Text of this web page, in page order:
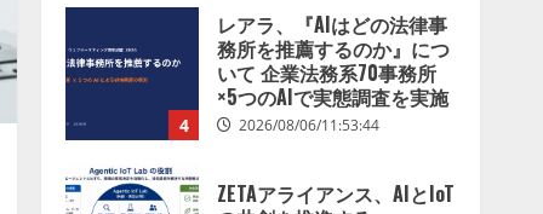
4
レアラ、『AIはどの法律事
務所を推薦するのか』につ
いて 企業法務系70事務所
×5つのAIで実態調査を実施
2026/08/06/11:53:44
ZETAアライアンス、AIとIoT